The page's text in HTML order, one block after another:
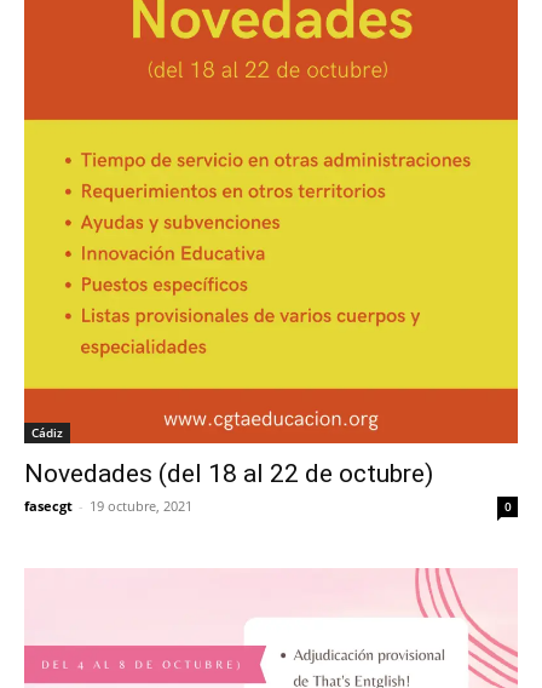
Cádiz
Novedades (del 18 al 22 de octubre)
fasecgt - 19 octubre, 2021 0